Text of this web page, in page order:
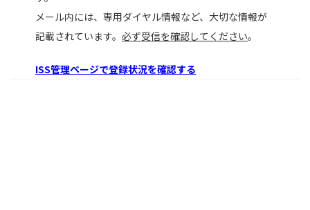
メール内には、専用ダイヤル情報など、大切な情報が
記載されています。 必ず受信を確認してください。
ISS管理ページで登録状況を確認する